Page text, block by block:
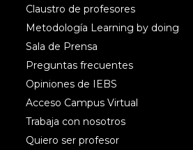
Claustro de profesores
Metodología Learning by doing
Sala de Prensa
Preguntas frecuentes
Opiniones de IEBS
Acceso Campus Virtual
Trabaja con nosotros
Quiero ser profesor